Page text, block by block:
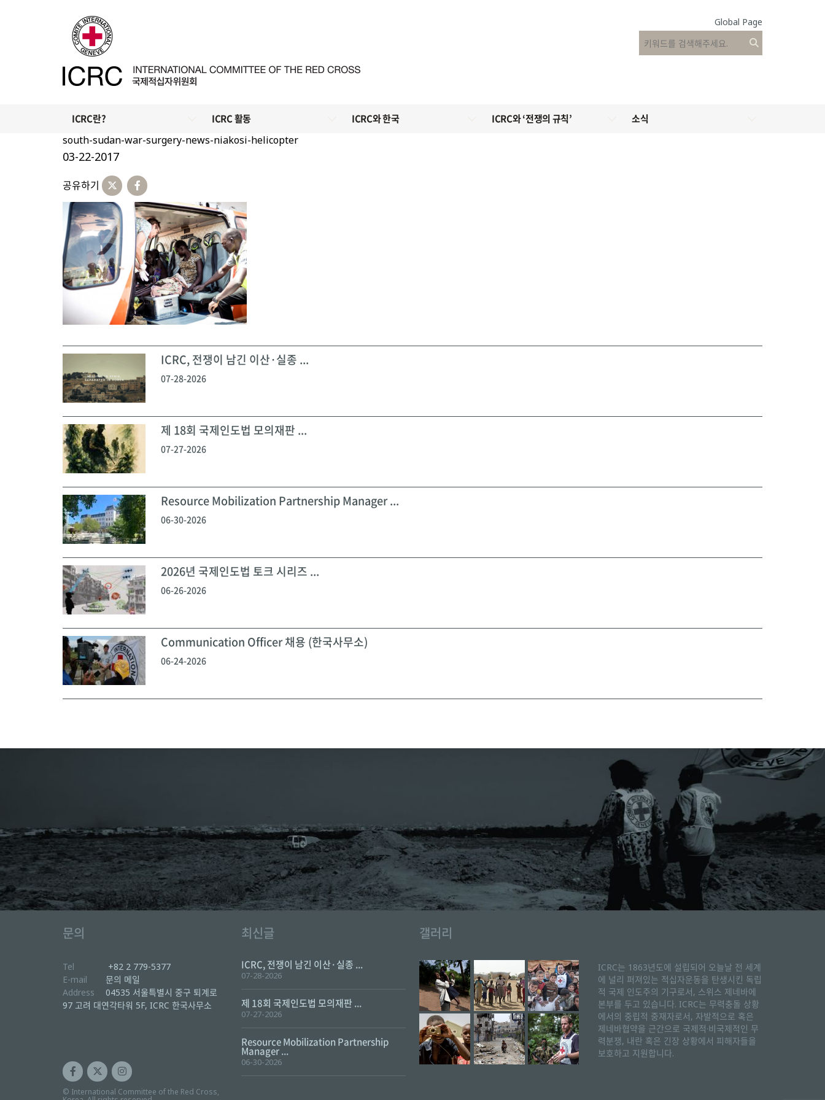
Global Page
ICRC란? ICRC 활동 ICRC와 한국 ICRC와 ‘전쟁의 규칙’
소식
south-sudan-war-surgery-news-niakosi-helicopter
03-22-2017
공유하기
ICRC, 전쟁이 남긴 이산·실종 ...
07-28-2026
제 18회 국제인도법 모의재판 ...
07-27-2026
Resource Mobilization Partnership Manager ...
06-30-2026
2026년 국제인도법 토크 시리즈 ...
06-26-2026
Communication Officer 채용 (한국사무소)
06-24-2026
문의
Tel
+82 2 779-5377
E-mail
문의 메일
Address
04535 서울특별시 중구 퇴계로
97 고려 대연각타워 5F, ICRC 한국사무소
© International Committee of the Red Cross,
최신글
ICRC, 전쟁이 남긴 이산·실종 ...
07-28-2026
제 18회 국제인도법 모의재판 ...
07-27-2026
Resource Mobilization Partnership
Manager ...
06-30-2026
갤러리
ICRC는 1863년도에 설립되어 오늘날 전 세계
에 널리 퍼져있는 적십자운동을 탄생시킨 독립
적 국제 인도주의 기구로서, 스위스 제네바에
본부를 두고 있습니다. ICRC는 무력충돌 상황
에서의 중립적 중재자로서, 자발적으로 혹은
제네바협약을 근간으로 국제적·비국제적인 무
력분쟁, 내란 혹은 긴장 상황에서 피해자들을
보호하고 지원합니다.